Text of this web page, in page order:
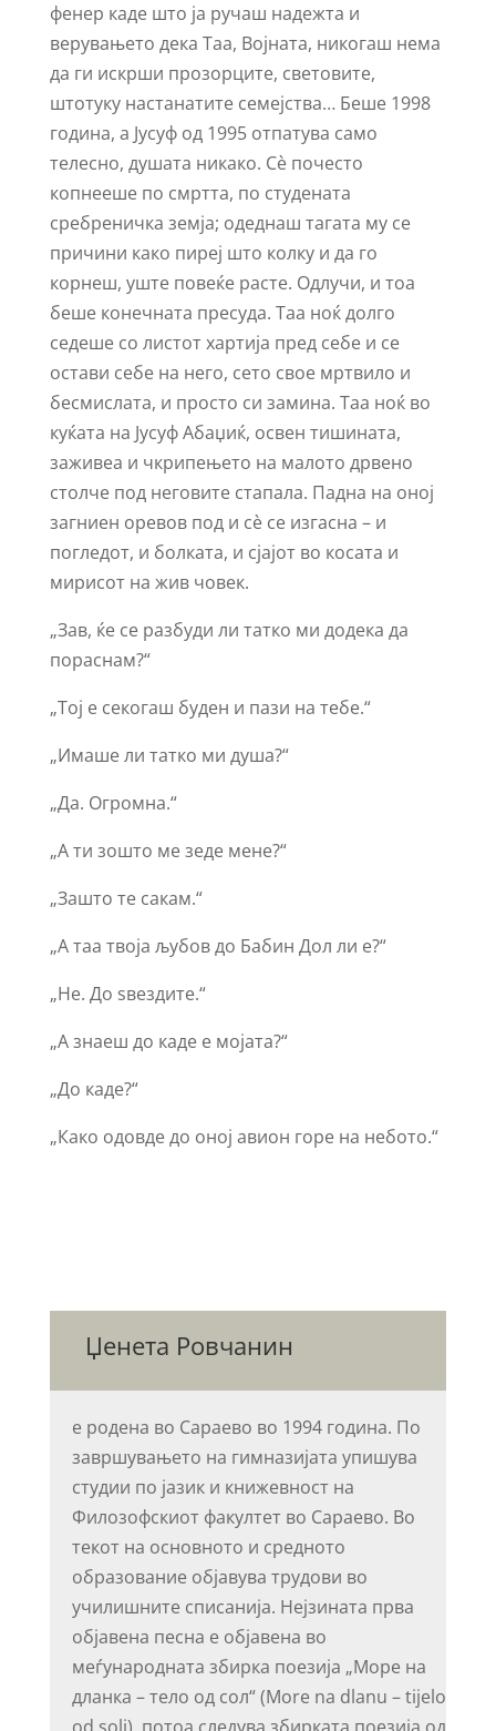
фенер каде што ја ручаш надежта и
верувањето дека Таа, Војната, никогаш нема
да ги искрши прозорците, световите,
штотуку настанатите семејства… Беше 1998
година, а Јусуф од 1995 отпатува само
телесно, душата никако. Сѐ почесто
копнееше по смртта, по студената
сребреничка земја; одеднаш тагата му се
причини како пиреј што колку и да го
корнеш, уште повеќе расте. Одлучи, и тоа
беше конечната пресуда. Таа ноќ долго
седеше со листот хартија пред себе и се
остави себе на него, сето свое мртвило и
бесмислата, и просто си замина. Таа ноќ во
куќата на Јусуф Абаџиќ, освен тишината,
заживеа и чкрипењето на малото дрвено
столче под неговите стапала. Падна на оној
загниен оревов под и сѐ се изгасна – и
погледот, и болката, и сјајот во косата и
мирисот на жив човек.
„Зав, ќе се разбуди ли татко ми додека да
пораснам?“
„Тој е секогаш буден и пази на тебе.“
„Имаше ли татко ми душа?“
„Да. Огромна.“
„А ти зошто ме зеде мене?“
„Зашто те сакам.“
„А таа твоја љубов до Бабин Дол ли е?“
„Не. До ѕвездите.“
„А знаеш до каде е мојата?“
„До каде?“
„Како одовде до оној авион горе на небото.“
Џенета Ровчанин
е родена во Сараево во 1994 година. По
завршувањето на гимназијата упишува
студии по јазик и книжевност на
Филозофскиот факултет во Сараево. Во
текот на основното и средното
образование објавува трудови во
училишните списанија. Нејзината прва
објавена песна е објавена во
меѓународната збирка поезија „Море на
дланка – тело од сол“ (More na dlanu – tijelo